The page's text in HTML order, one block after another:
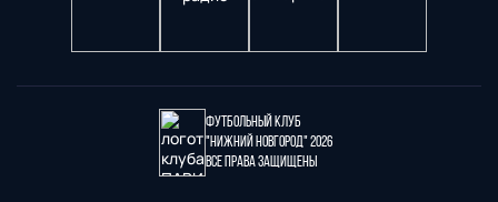
Футбольный клуб
"Нижний Новгород" 2026
Все права защищены